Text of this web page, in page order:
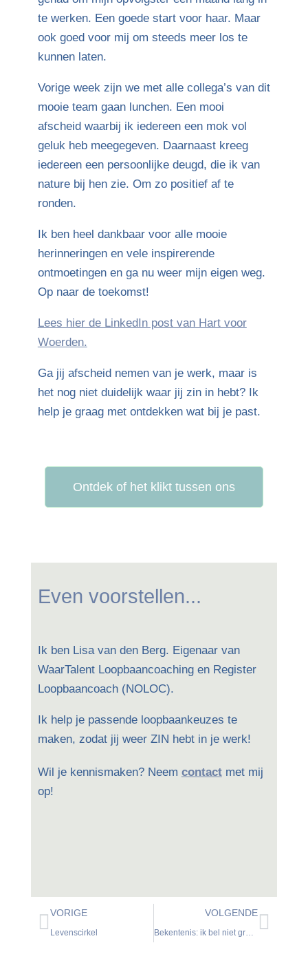
te werken. Een goede start voor haar. Maar
ook goed voor mij om steeds meer los te
kunnen laten.
Vorige week zijn we met alle collega’s van dit
mooie team gaan lunchen. Een mooi
afscheid waarbij ik iedereen een mok vol
geluk heb meegegeven. Daarnaast kreeg
iedereen een persoonlijke deugd, die ik van
nature bij hen zie. Om zo positief af te
ronden.
Ik ben heel dankbaar voor alle mooie
herinneringen en vele inspirerende
ontmoetingen en ga nu weer mijn eigen weg.
Op naar de toekomst!
Lees hier de LinkedIn post van Hart voor
Woerden.
Ga jij afscheid nemen van je werk, maar is
het nog niet duidelijk waar jij zin in hebt? Ik
help je graag met ontdekken wat bij je past.
Ontdek of het klikt tussen ons
Even voorstellen...
Ik ben Lisa van den Berg. Eigenaar van
WaarTalent Loopbaancoaching en Register
Loopbaancoach (NOLOC).
Ik help je passende loopbaankeuzes te
maken, zodat jij weer ZIN hebt in je werk!
Wil je kennismaken? Neem contact met mij
op!
VORIGE
Levenscirkel
VOLGENDE
Bekentenis: ik bel niet graag…